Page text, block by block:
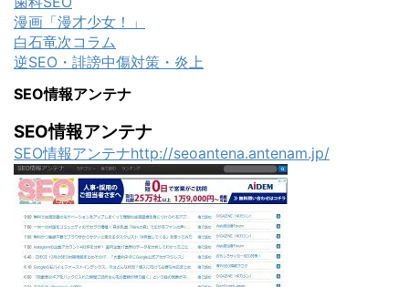
漫画「漫才少女！」
白石竜次コラム
逆SEO・誹謗中傷対策・炎上
SEO情報アンテナ
SEO情報アンテナ
SEO情報アンテナhttp://seoantena.antenam.jp/